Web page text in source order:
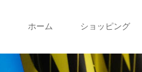
ホーム ショッピング